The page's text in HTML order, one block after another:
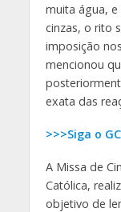
muita água,
cinzas, o rito
imposição
mencionou
exata das
>>>Siga o
A Missa de
Católica,
objetivo de